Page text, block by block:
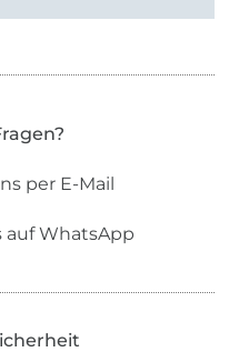
per E-Mail
auf WhatsApp